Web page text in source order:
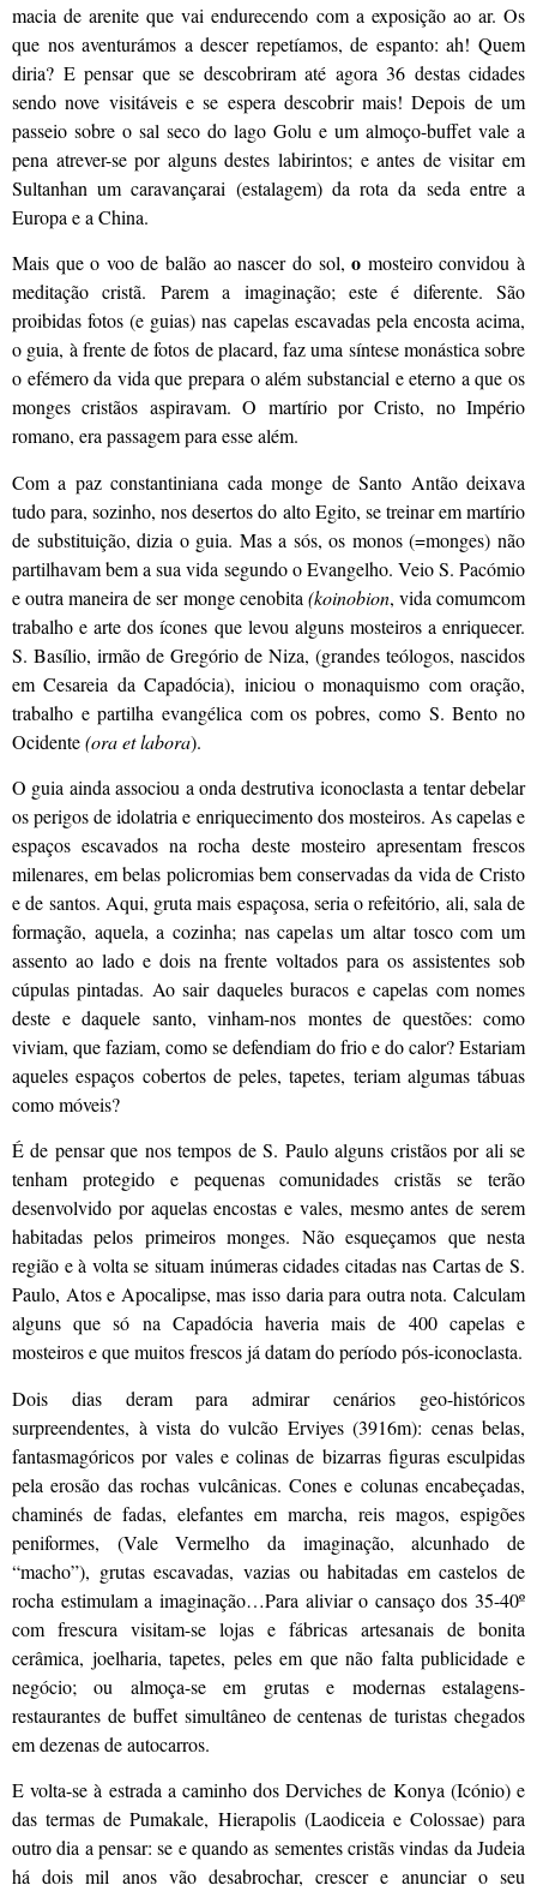
macia de arenite que vai endurecendo com a exposição ao ar. Os
que nos aventurámos a descer repetíamos, de espanto: ah! Quem
diria? E pensar que se descobriram até agora 36 destas cidades
sendo nove visitáveis e se espera descobrir mais! Depois de um
passeio sobre o sal seco do lago Golu e um almoço-buffet vale a
pena atrever-se por alguns destes labirintos; e antes de visitar em
Sultanhan um caravançarai (estalagem) da rota da seda entre a
Europa e a China.
Mais que o voo de balão ao nascer do sol, o mosteiro convidou à
meditação cristã. Parem a imaginação; este é diferente. São
proibidas fotos (e guias) nas capelas escavadas pela encosta acima,
o guia, à frente de fotos de placard, faz uma síntese monástica sobre
o efémero da vida que prepara o além substancial e eterno a que os
monges cristãos aspiravam. O martírio por Cristo, no Império
romano, era passagem para esse além.
Com a paz constantiniana cada monge de Santo Antão deixava
tudo para, sozinho, nos desertos do alto Egito, se treinar em martírio
de substituição, dizia o guia. Mas a sós, os monos (=monges) não
partilhavam bem a sua vida segundo o Evangelho. Veio S. Pacómio
e outra maneira de ser monge cenobita (koinobion, vida comumcom
trabalho e arte dos ícones que levou alguns mosteiros a enriquecer.
S. Basílio, irmão de Gregório de Niza, (grandes teólogos, nascidos
em Cesareia da Capadócia), iniciou o monaquismo com oração,
trabalho e partilha evangélica com os pobres, como S. Bento no
Ocidente(ora et labora).
O guia ainda associou a onda destrutiva iconoclasta a tentar debelar
os perigos de idolatria e enriquecimento dos mosteiros. As capelas e
espaços escavados na rocha deste mosteiro apresentam frescos
milenares, em belas policromias bem conservadas da vida de Cristo
e de santos. Aqui, gruta mais espaçosa, seria o refeitório, ali, sala de
formação, aquela, a cozinha; nas capelas um altar tosco com um
assento ao lado e dois na frente voltados para os assistentes sob
cúpulas pintadas. Ao sair daqueles buracos e capelas com nomes
deste e daquele santo, vinham-nos montes de questões: como
viviam, que faziam, como se defendiam do frio e do calor? Estariam
aqueles espaços cobertos de peles, tapetes, teriam algumas tábuas
como móveis?
É de pensar que nos tempos de S. Paulo alguns cristãos por ali se
tenham protegido e pequenas comunidades cristãs se terão
desenvolvido por aquelas encostas e vales, mesmo antes de serem
habitadas pelos primeiros monges. Não esqueçamos que nesta
região e à volta se situam inúmeras cidades citadas nas Cartas de S.
Paulo, Atos e Apocalipse, mas isso daria para outra nota. Calculam
alguns que só na Capadócia haveria mais de 400 capelas e
mosteiros e que muitos frescos já datam do período pós-iconoclasta.
Dois dias deram para admirar cenários geo-históricos
surpreendentes, à vista do vulcão Erviyes (3916m): cenas belas,
fantasmagóricos por vales e colinas de bizarras figuras esculpidas
pela erosão das rochas vulcânicas. Cones e colunas encabeçadas,
chaminés de fadas, elefantes em marcha, reis magos, espigões
peniformes, (Vale Vermelho da imaginação, alcunhado de
“macho”), grutas escavadas, vazias ou habitadas em castelos de
rocha estimulam a imaginação…Para aliviar o cansaço dos 35-40º
com frescura visitam-se lojas e fábricas artesanais de bonita
cerâmica, joelharia, tapetes, peles em que não falta publicidade e
negócio; ou almoça-se em grutas e modernas estalagens-
restaurantes de buffet simultâneo de centenas de turistas chegados
em dezenas de autocarros.
E volta-se à estrada a caminho dos Derviches de Konya (Icónio) e
das termas de Pumakale, Hierapolis (Laodiceia e Colossae) para
outro dia a pensar: se e quando as sementes cristãs vindas da Judeia
há dois mil anos vão desabrochar, crescer e anunciar o seu